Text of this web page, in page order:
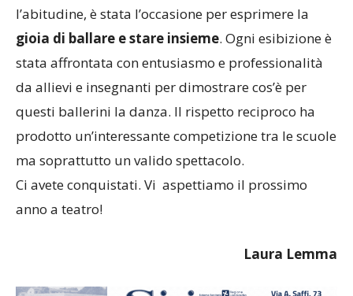
l’abitudine, è stata l’occasione per esprimere la
gioia di ballare e stare insieme. Ogni esibizione è
stata affrontata con entusiasmo e professionalità
da allievi e insegnanti per dimostrare cos’è per
questi ballerini la danza. Il rispetto reciproco ha
prodotto un’interessante competizione tra le scuole
ma soprattutto un valido spettacolo.
Ci avete conquistati. Vi aspettiamo il prossimo
anno a teatro!
Laura Lemma